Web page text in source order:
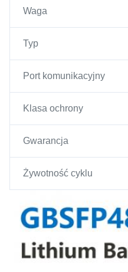
Waga
Typ
Port komunikacyjny
Klasa ochrony
Gwarancja
Żywotność cyklu